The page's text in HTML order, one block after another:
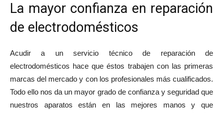
La mayor confianza en reparación
de electrodomésticos
Acudir a un servicio técnico de reparación de
electrodomésticos hace que éstos trabajen con las primeras
marcas del mercado y con los profesionales más cualificados.
Todo ello nos da un mayor grado de confianza y seguridad que
nuestros aparatos están en las mejores manos y que